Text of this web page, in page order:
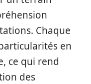
Chaque
en
ce qui rend
des